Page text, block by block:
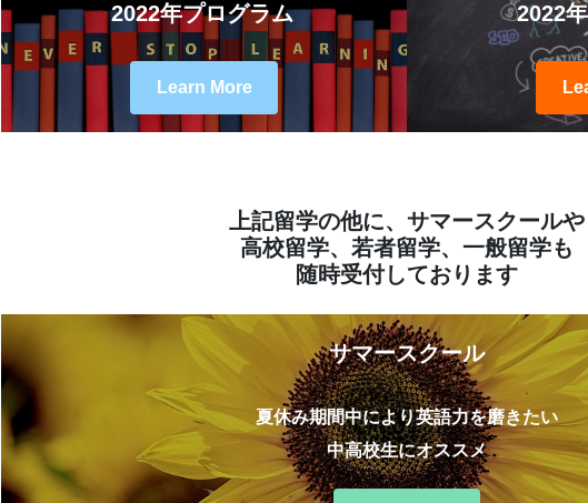
2022年プログラム
Learn More
2022
上記留学の他に、サマースクールや
高校留学、若者留学、一般留学も
随時受付しております
サマースクール
夏休み期間中により英語力を磨きたい
中高校生にオススメ